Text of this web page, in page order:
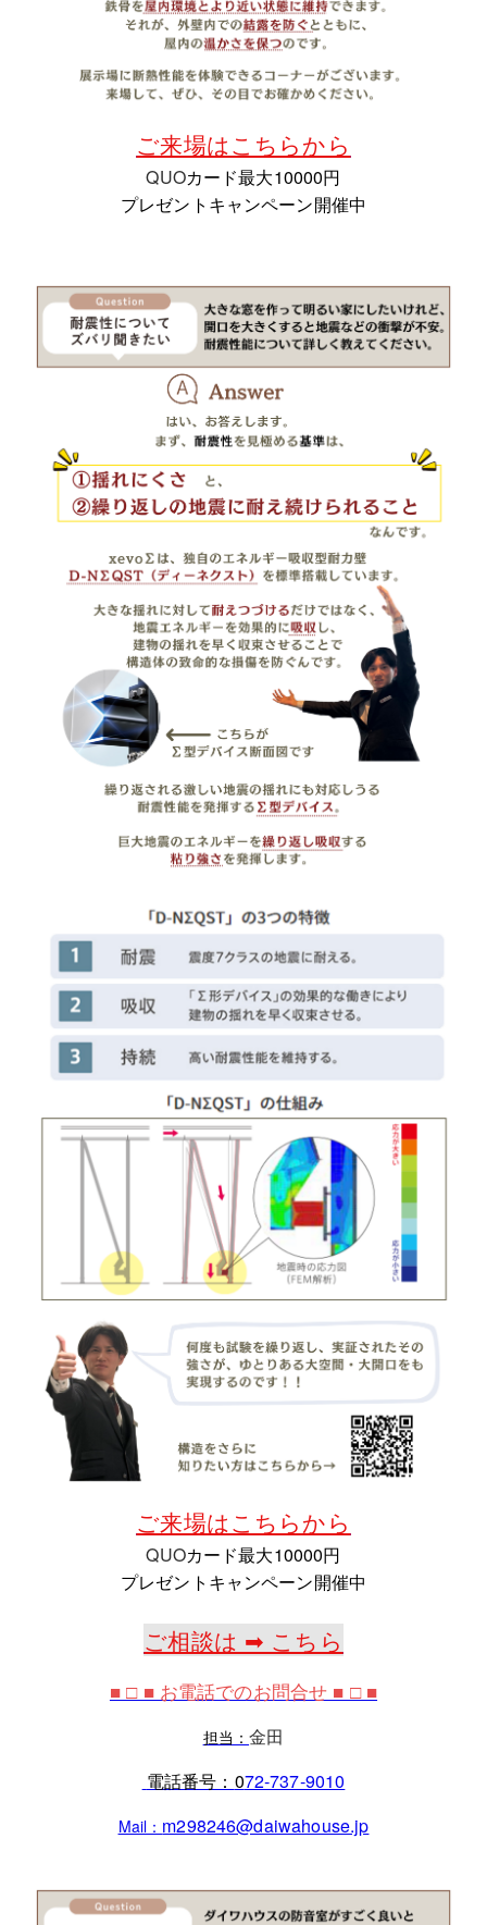
ご来場はこちらから
QUOカード最大10000円
プレゼントキャンペーン開催中
ご来場はこちらから
QUOカード最大10000円
プレゼントキャンペーン開催中
ご相談は ➡ こちら
■ □ ■ お電話でのお問合せ ■ □ ■
担当：金田
電話番号： 072‐737‐9010
Mail： m298246@daiwahouse.jp